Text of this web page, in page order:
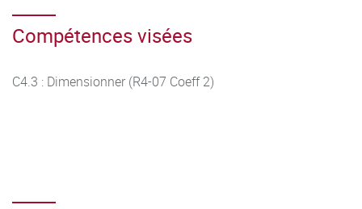
Compétences visées
C4.3 : Dimensionner (R4-07 Coeff 2)